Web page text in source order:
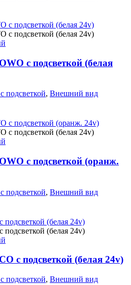
с подсветкой (белая
подсветкой, Внешний вид
с подсветкой (оранж.
подсветкой, Внешний вид
с подсветкой (белая 24v)
подсветкой, Внешний вид